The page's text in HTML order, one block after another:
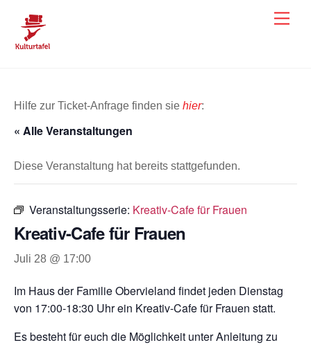
content
Hilfe zur Ticket-Anfrage finden sie hier:
« Alle Veranstaltungen
Diese Veranstaltung hat bereits stattgefunden.
Veranstaltungsserie: Kreativ-Cafe für Frauen
Kreativ-Cafe für Frauen
Juli 28 @ 17:00
Im Haus der Familie Obervieland findet jeden Dienstag
von 17:00-18:30 Uhr ein Kreativ-Cafe für Frauen statt.
Es besteht für euch die Möglichkeit unter Anleitung zu